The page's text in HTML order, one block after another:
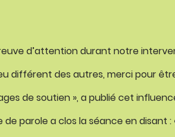
d’attention durant notre
différent des autres, merci pour
de soutien », a publié cet
de parole a clos la séance en disant